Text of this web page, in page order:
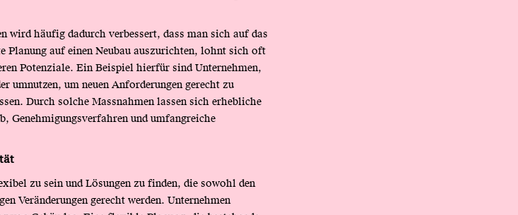
häufig dadurch verbessert, dass man sich auf das
Planung auf einen Neubau auszurichten, lohnt sich oft
Potenziale. Ein Beispiel hierfür sind Unternehmen,
umnutzen, um neuen Anforderungen gerecht zu
Durch solche Massnahmen lassen sich erhebliche
Genehmigungsverfahren und umfangreiche
zu sein und Lösungen zu finden, die sowohl den
Veränderungen gerecht werden. Unternehmen